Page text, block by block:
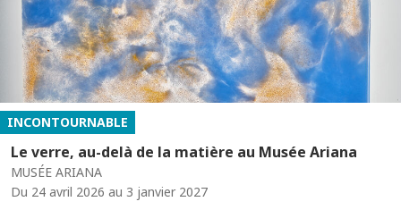
INCONTOURNABLE
Le verre, au-delà de la matière au Musée Ariana
MUSÉE ARIANA
Du 24 avril 2026 au 3 janvier 2027